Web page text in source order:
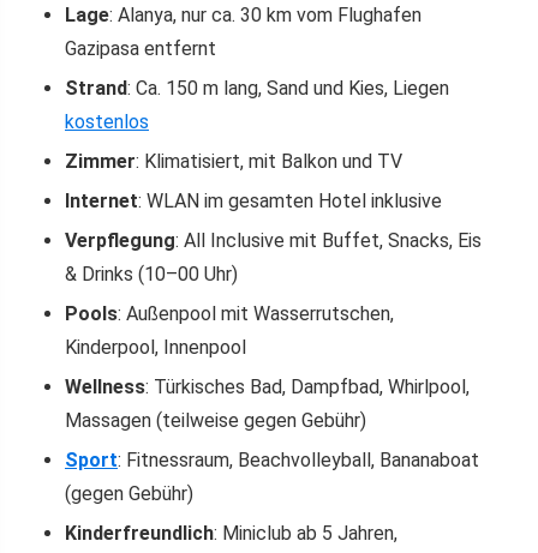
Lage: Alanya, nur ca. 30 km vom Flughafen
Gazipasa entfernt
Strand: Ca. 150 m lang, Sand und Kies, Liegen
kostenlos
Zimmer: Klimatisiert, mit Balkon und TV
Internet: WLAN im gesamten Hotel inklusive
Verpflegung: All Inclusive mit Buffet, Snacks, Eis
& Drinks (10–00 Uhr)
Pools: Außenpool mit Wasserrutschen,
Kinderpool, Innenpool
Wellness: Türkisches Bad, Dampfbad, Whirlpool,
Massagen (teilweise gegen Gebühr)
Sport: Fitnessraum, Beachvolleyball, Bananaboat
(gegen Gebühr)
Kinderfreundlich: Miniclub ab 5 Jahren,